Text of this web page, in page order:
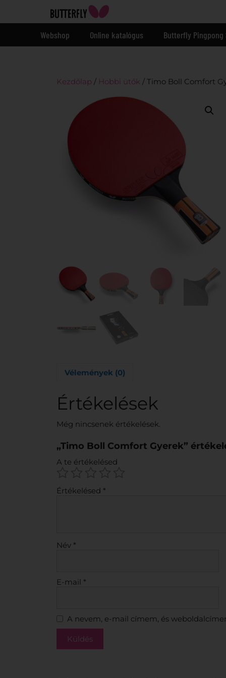
Webshop Online katalógus Butterfly Pingpong
Kezdőlap / Hobbi ütők / Timo Boll Comfort
Vélemények (0)
Értékelések
Még nincsenek értékelések.
„Timo Boll Comfort Gyerek”
A te értékelésed
Értékelésed *
Név *
E-mail *
A nevem, e-mail címem, és